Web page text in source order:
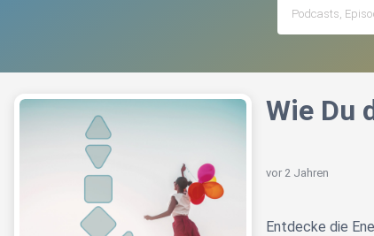
Wie Du
vor 2 Jahren
Entdecke die